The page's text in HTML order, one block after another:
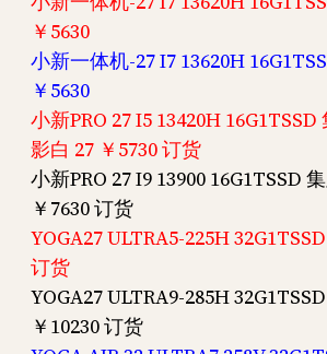
￥5630
小新一体机-27 I7 13620H
￥5630
小新PRO 27 I5 13420H
影白 27 ￥5730 订货
小新PRO 27 I9 13900 16G1TSSD
￥7630 订货
YOGA27 ULTRA5-225H
订货
YOGA27 ULTRA9-285H
￥10230 订货